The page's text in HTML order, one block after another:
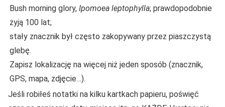
Bush morning glory, Ipomoea leptophylla; prawdopodobnie
żyją 100 lat;
stały znacznik był często zakopywany przez piaszczystą
glebę.
Zapisz lokalizację na więcej niż jeden sposób (znacznik,
GPS, mapa, zdjęcie…).
Jeśli robiłeś notatki na kilku kartkach papieru, poświęć